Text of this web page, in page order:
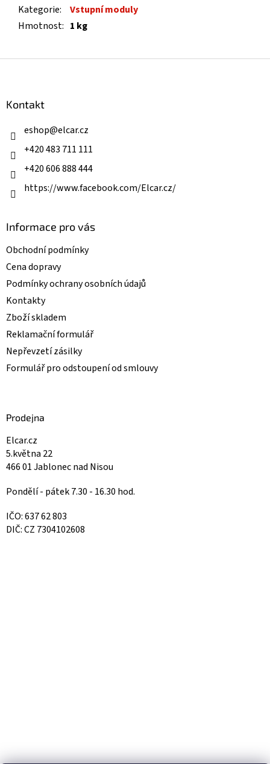
Kategorie:
Vstupní moduly
Hmotnost: 1 kg
Kontakt
eshop@elcar.cz
+420 483 711 111
+420 606 888 444
https://www.facebook.com/Elcar.cz/
Informace pro vás
Obchodní podmínky
Cena dopravy
Podmínky ochrany osobních údajů
Kontakty
Zboží skladem
Reklamační formulář
Nepřevzetí zásilky
Formulář pro odstoupení od smlouvy
Prodejna
Elcar.cz
5.května 22
466 01 Jablonec nad Nisou
Pondělí - pátek 7.30 - 16.30 hod.
IČO: 637 62 803
DIČ: CZ 7304102608